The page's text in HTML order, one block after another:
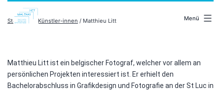
Inhalt
Menü
Startseite / Künstler-innen / Matthieu Litt
Matthieu Litt ist ein belgischer Fotograf, welcher vor allem an
persönlichen Projekten interessiert ist. Er erhielt den
Bachelorabschluss in Grafikdesign und Fotografie an der St Luc in